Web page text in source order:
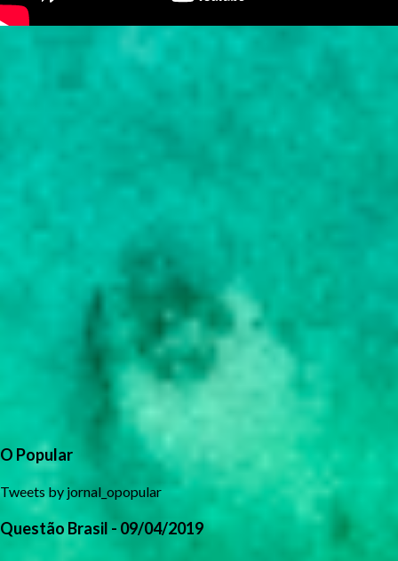
O Popular
Tweets by jornal_opopular
Questão Brasil - 09/04/2019